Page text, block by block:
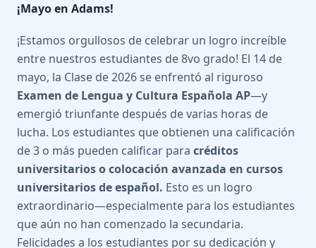
¡Mayo en Adams!
¡Estamos orgullosos de celebrar un logro increíble
entre nuestros estudiantes de 8vo grado! El 14 de
mayo, la Clase de 2026 se enfrentó al riguroso
Examen de Lengua y Cultura Española AP—y
emergió triunfante después de varias horas de
lucha. Los estudiantes que obtienen una calificación
de 3 o más pueden calificar para créditos
universitarios o colocación avanzada en cursos
universitarios de español. Esto es un logro
extraordinario—especialmente para los estudiantes
que aún no han comenzado la secundaria.
Felicidades a los estudiantes por su dedicación y